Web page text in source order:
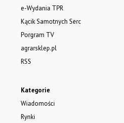
Kategorie
Wiadomości
Rynki
e-Wydania TPR
Kącik Samotnych Serc
Porgram TV
agrarsklep.pl
RSS